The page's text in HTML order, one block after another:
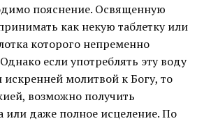
пояснение. Освященную
как некую таблетку или
которого непременно
если употреблять эту воду
искренней молитвой к Богу, то
возможно получить
или даже полное исцеление. По